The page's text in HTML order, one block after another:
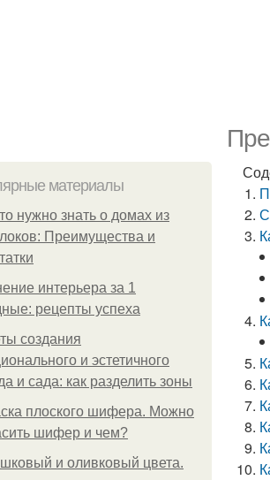
материалы
нужно знать о домах из
Преимущества и
интерьера за 1
рецепты успеха
создания
и эстетичного
и сада: как разделить зоны
плоского шифера. Можно
шифер и чем?
и оливковый цвета.